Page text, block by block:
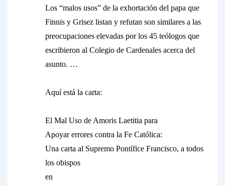
Los “malos usos” de la exhortación del papa que
Finnis y Grisez listan y refutan son similares a las
preocupaciones elevadas por los 45 teólogos que
escribieron al Colegio de Cardenales acerca del
asunto. …
Aquí está la carta:
El Mal Uso de Amoris Laetitia para
Apoyar errores contra la Fe Católica:
Una carta al Supremo Pontífice Francisco, a todos
los obispos
en